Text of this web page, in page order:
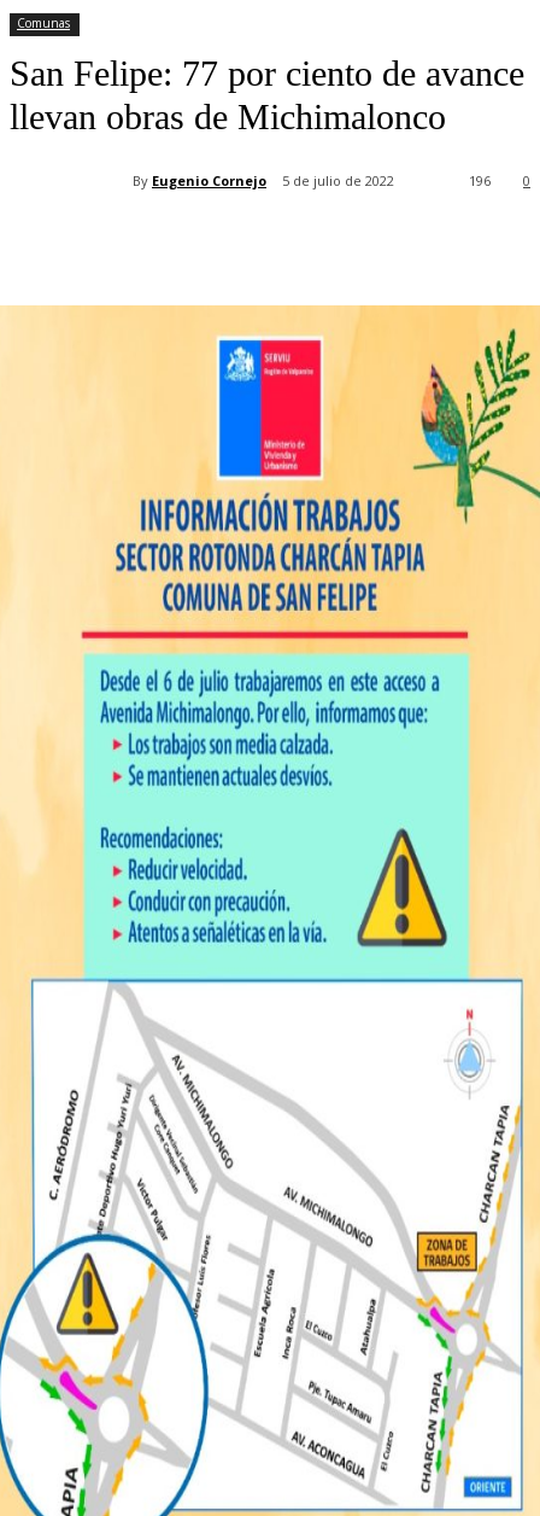
Comunas
San Felipe: 77 por ciento de avance
llevan obras de Michimalonco
By Eugenio Cornejo 5 de julio de 2022 0
196